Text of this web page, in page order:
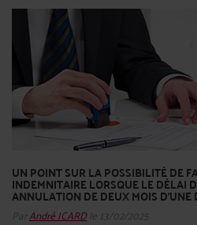
UN POINT SUR LA POSSIBILITÉ DE
INDEMNITAIRE LORSQUE LE DÉLAI
ANNULATION DE DEUX MOIS D’UNE
ParAndré ICARDle 13/02/2025